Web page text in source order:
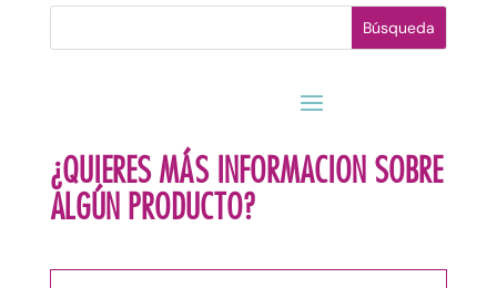
¿QUIERES MÁS INFORMACION SOBRE
ALGÚN PRODUCTO?